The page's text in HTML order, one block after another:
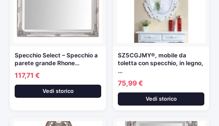
Specchio Select – Specchio a
parete grande Rhone…
117,71 €
Vedi storico
SZ5CGJMY®, mobile da
toletta con specchio, in legno,
…
75,99 €
Vedi storico